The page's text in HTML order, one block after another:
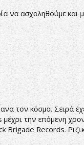
να ασχοληθούμε και
τον κόσμο. Σειρά
την επόμενη
Brigade Records.